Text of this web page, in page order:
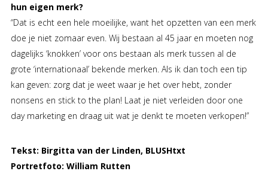
hun eigen merk?
“Dat is echt een hele moeilijke, want het opzetten van een merk
doe je niet zomaar even. Wij bestaan al 45 jaar en moeten nog
dagelijks ‘knokken’ voor ons bestaan als merk tussen al de
grote ‘internationaal’ bekende merken. Als ik dan toch een tip
kan geven: zorg dat je weet waar je het over hebt, zonder
nonsens en stick to the plan! Laat je niet verleiden door one
day marketing en draag uit wat je denkt te moeten verkopen!”
Tekst: Birgitta van der Linden, BLUSHtxt
Portretfoto: William Rutten